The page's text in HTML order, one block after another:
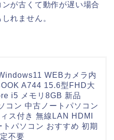
が古くて動作が遅い場合
れません。
WEBカメラ内
A744 15.6型FHD大
i5 メモリ8GB 新品
コン 中古ノートパソコン
ス付き 無線LAN HDMI
パソコン おすすめ 初期
不要